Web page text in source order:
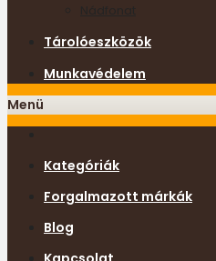
Tárolóeszközök
Munkavédelem
Menü
Kategóriák
Forgalmazott márkák
Blog